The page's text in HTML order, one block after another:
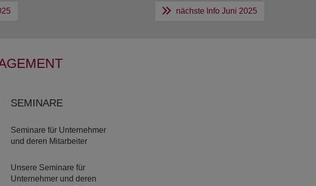
nächste Info Juni 2025
SE­MI­NA­RE
Seminare für Unternehmer
und deren Mitarbeiter
Unsere Seminare für
Unternehmer und deren